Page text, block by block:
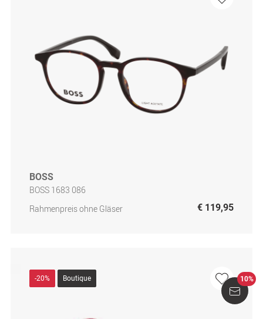
BOSS
BOSS 1683 086
Rahmenpreis ohne Gläser
€ 119,95
-20% Boutique 10%